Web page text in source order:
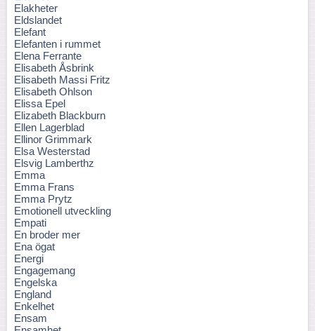
Elakheter
Eldslandet
Elefant
Elefanten i rummet
Elena Ferrante
Elisabeth Åsbrink
Elisabeth Massi Fritz
Elisabeth Ohlson
Elissa Epel
Elizabeth Blackburn
Ellen Lagerblad
Ellinor Grimmark
Elsa Westerstad
Elsvig Lamberthz
Emma
Emma Frans
Emma Prytz
Emotionell utveckling
Empati
En broder mer
Ena ögat
Energi
Engagemang
Engelska
England
Enkelhet
Ensam